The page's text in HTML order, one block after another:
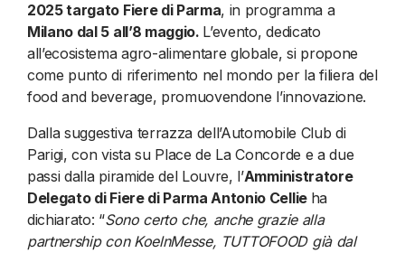
2025 targato Fiere di Parma, in programma a
Milano dal 5 all’8 maggio. L’evento, dedicato
all’ecosistema agro-alimentare globale, si propone
come punto di riferimento nel mondo per la filiera del
food and beverage, promuovendone l’innovazione.
Dalla suggestiva terrazza dell’Automobile Club di
Parigi, con vista su Place de La Concorde e a due
passi dalla piramide del Louvre, l’Amministratore
Delegato di Fiere di Parma Antonio Cellie ha
dichiarato: “Sono certo che, anche grazie alla
partnership con KoelnMesse, TUTTOFOOD già dal